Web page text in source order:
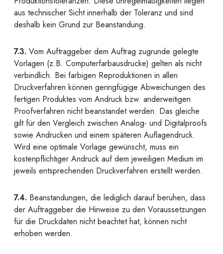
aus technischer Sicht innerhalb der Toleranz und sind
deshalb kein Grund zur Beanstandung.
7.3. Vom Auftraggeber dem Auftrag zugrunde gelegte
Vorlagen (z.B. Computerfarbausdrucke) gelten als nicht
verbindlich. Bei farbigen Reproduktionen in allen
Druckverfahren können geringfügige Abweichungen des
fertigen Produktes vom Andruck bzw. anderweitigen
Proofverfahren nicht beanstandet werden. Das gleiche
gilt für den Vergleich zwischen Analog- und Digitalproofs
sowie Andrucken und einem späteren Auflagendruck.
Wird eine optimale Vorlage gewünscht, muss ein
kostenpflichtiger Andruck auf dem jeweiligen Medium im
jeweils entsprechenden Druckverfahren erstellt werden.
7.4. Beanstandungen, die lediglich darauf beruhen, dass
der Auftraggeber die Hinweise zu den Voraussetzungen
für die Druckdaten nicht beachtet hat, können nicht
erhoben werden.